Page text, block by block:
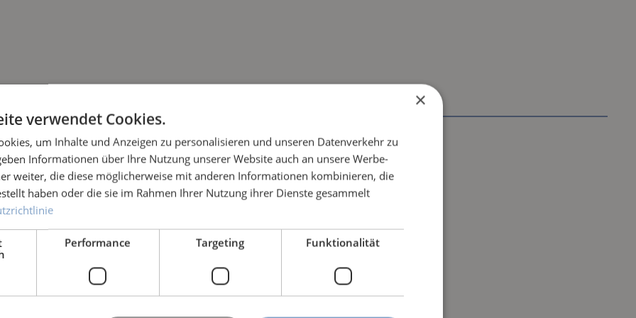
×
verwendet Cookies.
um Inhalte und Anzeigen zu personalisieren und unseren Datenverkehr zu
Informationen über Ihre Nutzung unserer Website auch an unsere Werbe-
weiter, die diese möglicherweise mit anderen Informationen kombinieren, die
haben oder die sie im Rahmen Ihrer Nutzung ihrer Dienste gesammelt
Performance Targeting Funktionalität